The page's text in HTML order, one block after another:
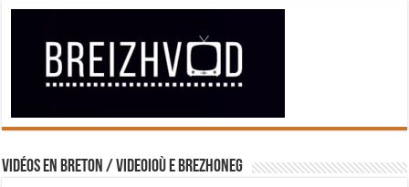
Vidéos en breton / Videoioù e brezhoneg